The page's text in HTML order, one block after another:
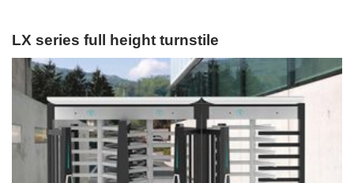
LX series full height turnstile